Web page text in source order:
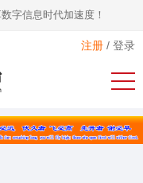
字信息时代加速度！
注册 / 登录